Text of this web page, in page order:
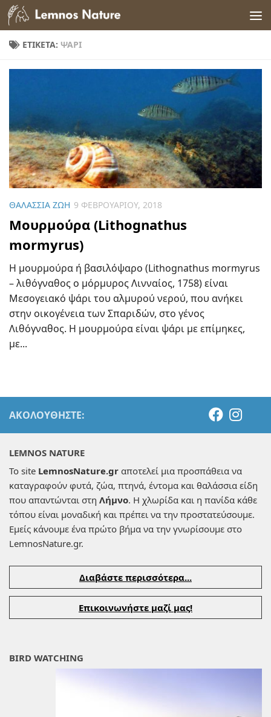
Skip to content
ΕΤΙΚΈΤΑ: ΨΆΡΙ
ΘΑΛΆΣΣΙΑ ΖΩΉ 9 ΦΕΒΡΟΥΑΡΊΟΥ, 2018
Μουρμούρα (Lithognathus
mormyrus)
Η μουρμούρα ή βασιλόψαρο (Lithognathus mormyrus
– λιθόγναθος ο μόρμυρος Λινναίος, 1758) είναι
Μεσογειακό ψάρι του αλμυρού νερού, που ανήκει
στην οικογένεια των Σπαριδών, στο γένος
Λιθόγναθος. Η μουρμούρα είναι ψάρι με επίμηκες,
με...
ΑΚΟΛΟΥΘΉΣΤΕ:
LEMNOS NATURE
Το site LemnosNature.gr αποτελεί μια προσπάθεια να
καταγραφούν φυτά, ζώα, πτηνά, έντομα και θαλάσσια είδη
που απαντώνται στη Λήμνο. Η χλωρίδα και η πανίδα κάθε
τόπου είναι μοναδική και πρέπει να την προστατεύσουμε.
Εμείς κάνουμε ένα πρώτο βήμα να την γνωρίσουμε στο
LemnosNature.gr.
Διαβάστε περισσότερα...
Επικοινωνήστε μαζί μας!
BIRD WATCHING